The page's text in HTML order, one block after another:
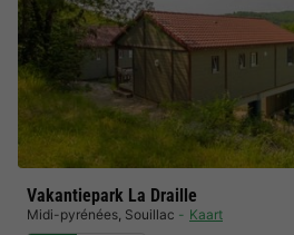
Vakantiepark La Draille
Midi-pyrénées, Souillac Kaart